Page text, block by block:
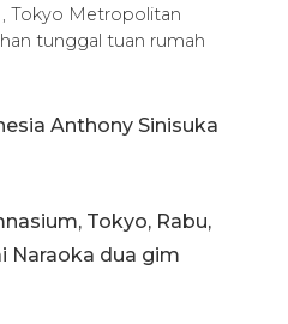
Tokyo Metropolitan
tunggal tuan rumah
Anthony Sinisuka
Tokyo, Rabu,
Naraoka dua gim